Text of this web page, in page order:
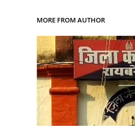
MORE FROM AUTHOR